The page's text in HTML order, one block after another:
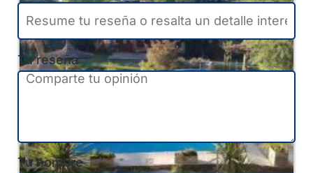
Tu reseña
Tu nombre